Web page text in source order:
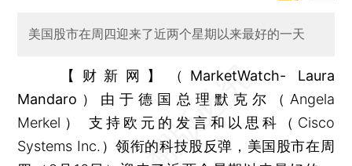
美国股市在周四迎来了近两个星期以来最好的一天
【财新网】（MarketWatch- Laura
Mandaro） 由于德国总理默克尔（Angela
Merkel） 支持欧元的发言和以思科（Cisco
Systems Inc.）领衔的科技股反弹，美国股市在周